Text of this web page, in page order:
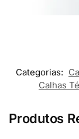
Categorias:
Calhas
Produtos